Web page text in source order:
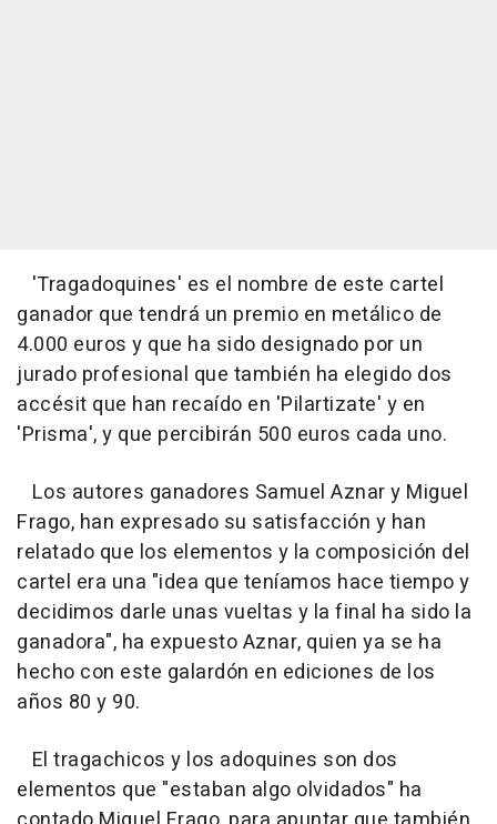
'Tragadoquines' es el nombre de este cartel
ganador que tendrá un premio en metálico de
4.000 euros y que ha sido designado por un
jurado profesional que también ha elegido dos
accésit que han recaído en 'Pilartizate' y en
'Prisma', y que percibirán 500 euros cada uno.
Los autores ganadores Samuel Aznar y Miguel
Frago, han expresado su satisfacción y han
relatado que los elementos y la composición del
cartel era una "idea que teníamos hace tiempo y
decidimos darle unas vueltas y la final ha sido la
ganadora", ha expuesto Aznar, quien ya se ha
hecho con este galardón en ediciones de los
años 80 y 90.
El tragachicos y los adoquines son dos
elementos que "estaban algo olvidados" ha